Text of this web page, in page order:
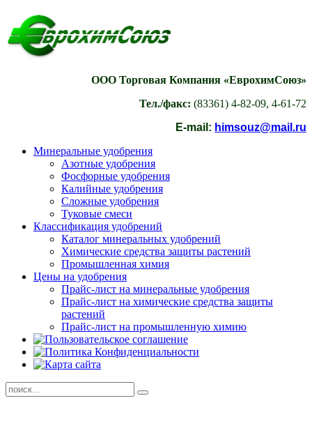
ООО Торговая Компания «ЕврохимСоюз»
Тел./факс: (83361) 4-82-09, 4-61-72
E-mail: himsouz@mail.ru
Минеральные удобрения
Азотные удобрения
Фосфорные удобрения
Калийные удобрения
Сложные удобрения
Туковые смеси
Классификация удобрений
Каталог минеральных удобрений
Химические средства защиты растений
Промышленная химия
Цены на удобрения
Прайс-лист на минеральные удобрения
Прайс-лист на химические средства защиты
растений
Прайс-лист на промышленную химию